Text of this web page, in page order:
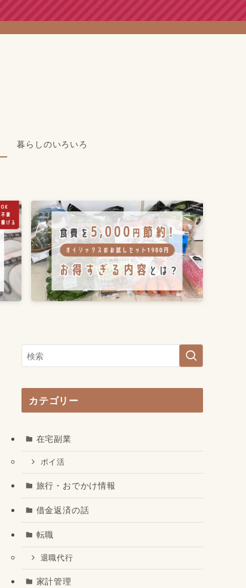
暮らしのいろいろ
カテゴリー
在宅副業
ポイ活
旅行・おでかけ情報
借金返済の話
転職
退職代行
家計管理